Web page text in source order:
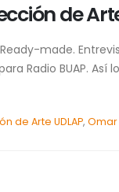
de
made.
Radio BUAP.
de Arte UDLAP,